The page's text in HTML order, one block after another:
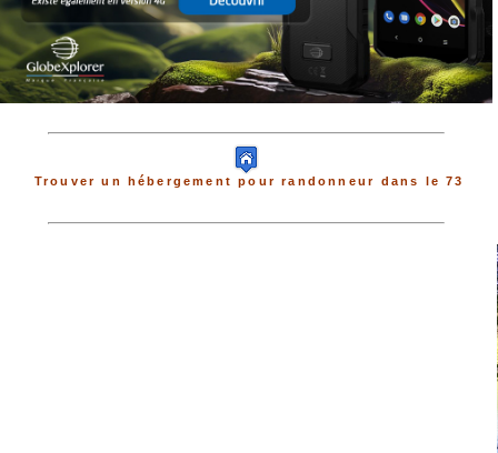
Trouver un hébergement pour randonneur dans le 73